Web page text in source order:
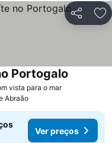
Partilhar
vista para o marVer preços
Portogalo
Abraão
Ver preços